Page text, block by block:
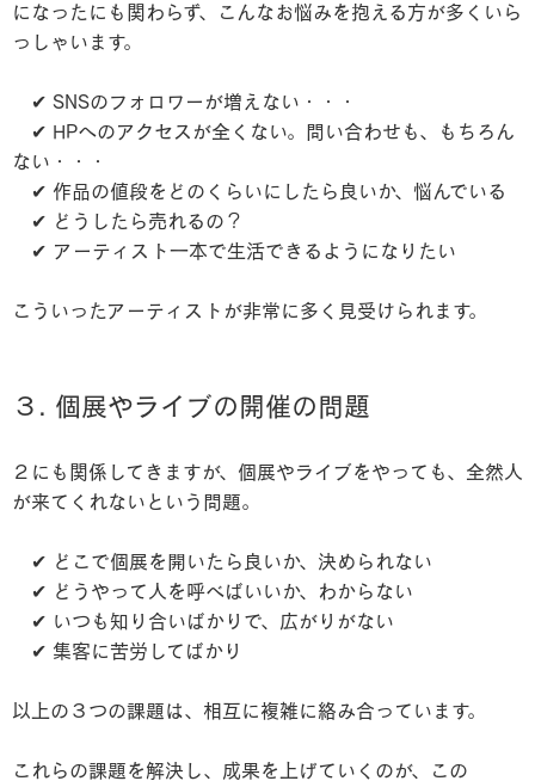
になったにも関わらず、こんなお悩みを抱える方が多くいら
っしゃいます。
✔︎ SNSのフォロワーが増えない・・・
✔︎ HPへのアクセスが全くない。問い合わせも、もちろん
ない・・・
✔︎ 作品の値段をどのくらいにしたら良いか、悩んでいる
✔︎ どうしたら売れるの？
✔︎ アーティスト一本で生活できるようになりたい
こういったアーティストが非常に多く見受けられます。
３. 個展やライブの開催の問題
２にも関係してきますが、個展やライブをやっても、全然人
が来てくれないという問題。
✔︎ どこで個展を開いたら良いか、決められない
✔︎ どうやって人を呼べばいいか、わからない
✔︎ いつも知り合いばかりで、広がりがない
✔︎ 集客に苦労してばかり
以上の３つの課題は、相互に複雑に絡み合っています。
これらの課題を解決し、成果を上げていくのが、この